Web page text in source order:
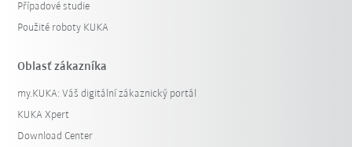
Případové studie
Použité roboty KUKA
Oblasť zákazníka
my.KUKA: Váš digitální zákaznický portál
KUKA Xpert
Download Center